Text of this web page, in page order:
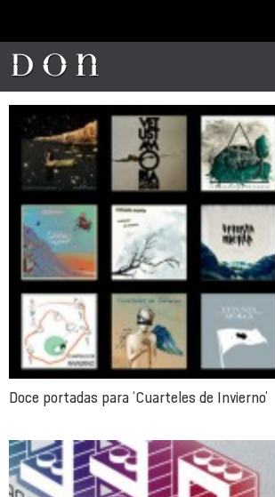
Doce portadas para ‘Cuarteles de Invierno’